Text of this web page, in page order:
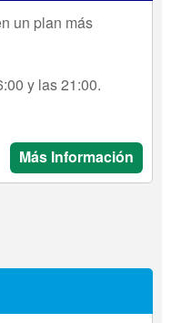
un plan más
y las 21:00.
Más Información